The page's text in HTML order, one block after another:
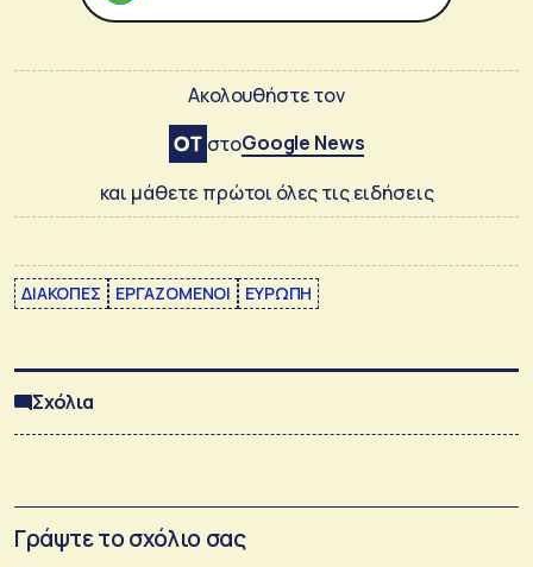
Ακολουθήστε τον
στοGoogle News
και μάθετε πρώτοι όλες τις ειδήσεις
ΔΙΑΚΟΠΕΣ ΕΡΓΑΖΟΜΕΝΟΙ ΕΥΡΩΠΗ
Σχόλια
Γράψτε το σχόλιο σας